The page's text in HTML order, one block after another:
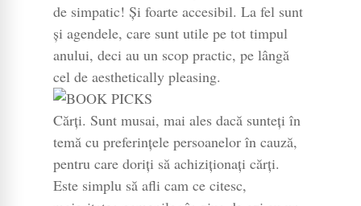
de simpatic! Și foarte accesibil. La fel sunt
și agendele, care sunt utile pe tot timpul
anului, deci au un scop practic, pe lângă
cel de aesthetically pleasing.
Cărți. Sunt musai, mai ales dacă sunteți în
temă cu preferințele persoanelor în cauză,
pentru care doriți să achiziționați cărți.
Este simplu să afli cam ce citesc,